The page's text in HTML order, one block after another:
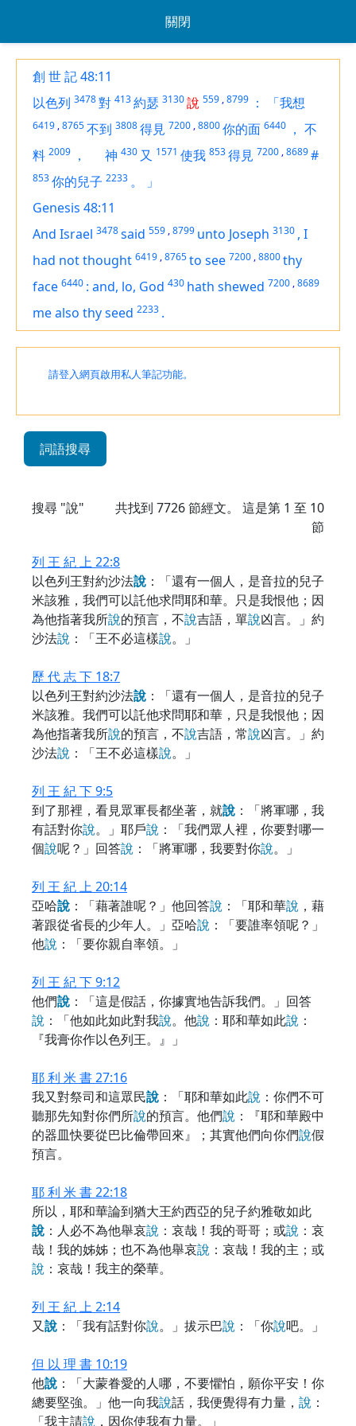
關閉
創 世 記 48:11
以色列 3478對 413約瑟 3130說 559 ,8799 ： 「我想
6419 ,8765不到 3808得見 7200 ,8800你的面 6440 ， 不
料 2009 ， 神 430 又 1571 使我 853得見 7200 ,8689#
853你的兒子 2233 。
」
Genesis 48:11
And Israel 3478said 559 ,8799 unto Joseph 3130 , I
had not thought 6419 ,8765to see 7200 ,8800thy
face 6440 : and, lo, God 430 hath shewed 7200 ,8689
me also thy seed 2233 .
請登入網頁啟用私人筆記功能。
詞語搜尋
搜尋 "說" 共找到 7726節經文。 這是第 1 至 10
節
列 王 紀 上 22:8
以色列王對約沙法說 ：「還有一個人，是音拉的兒子
米該雅，我們可以託他求問耶和華。只是我恨他；因
為他指著我所說的預言，不說吉語，單說凶言。」約
沙法說 ：「王不必這樣說。」
歷 代 志 下 18:7
以色列王對約沙法說 ：「還有一個人，是音拉的兒子
米該雅。我們可以託他求問耶和華，只是我恨他；因
為他指著我所說的預言，不說吉語，常說凶言。」約
沙法說 ：「王不必這樣說。」
列 王 紀 下 9:5
到了那裡，看見眾軍長都坐著，就說 ：「將軍哪，我
有話對你說。」耶戶說 ：「我們眾人裡，你要對哪一
個說呢？」回答說 ：「將軍哪，我要對你說。」
列 王 紀 上 20:14
亞哈說 ：「藉著誰呢？」他回答說 ：「耶和華說 ，藉
著跟從省長的少年人。」亞哈說 ：「要誰率領呢？」
他說 ：「要你親自率領。」
列 王 紀 下 9:12
他們說 ：「這是假話，你據實地告訴我們。」回答
說 ：「他如此如此對我說。他說 ：耶和華如此說 ：
『我膏你作以色列王。』」
耶 利 米 書 27:16
我又對祭司和這眾民說 ：「耶和華如此說 ：你們不可
聽那先知對你們所說的預言。他們說 ：『耶和華殿中
的器皿快要從巴比倫帶回來』；其實他們向你們說假
預言。
耶 利 米 書 22:18
所以，耶和華論到猶大王約西亞的兒子約雅敬如此
說 ：人必不為他舉哀說 ：哀哉！我的哥哥；或說 ：哀
哉！我的姊姊；也不為他舉哀說 ：哀哉！我的主；或
說 ：哀哉！我主的榮華。
列 王 紀 上 2:14
又說 ：「我有話對你說。」拔示巴說 ：「你說吧。」
但 以 理 書 10:19
他說 ：「大蒙眷愛的人哪，不要懼怕，願你平安！你
總要堅強。」他一向我說話，我便覺得有力量， 說 ：
「我主請說 ，因你使我有力量。」